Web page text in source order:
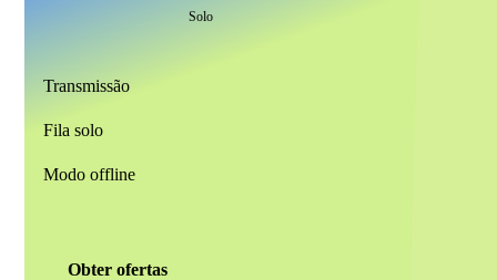
Solo
Transmissão
Fila solo
Modo offline
Obter ofertas